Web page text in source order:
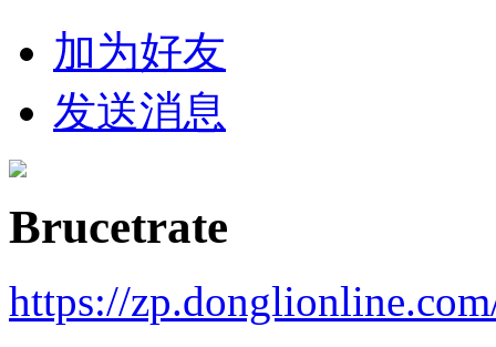
加为好友
发送消息
Brucetrate
https://